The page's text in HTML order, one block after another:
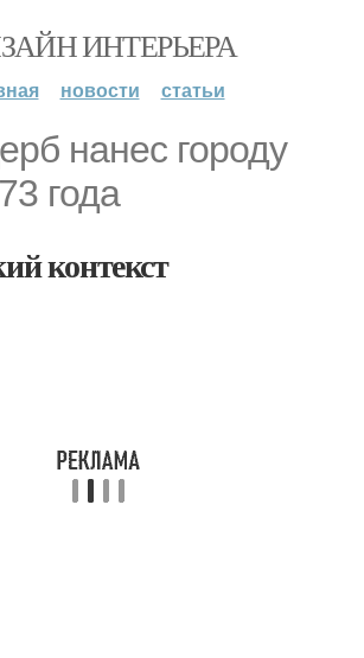
ИНТЕРЬЕРА
новости статьи
нанес городу
года
контекст